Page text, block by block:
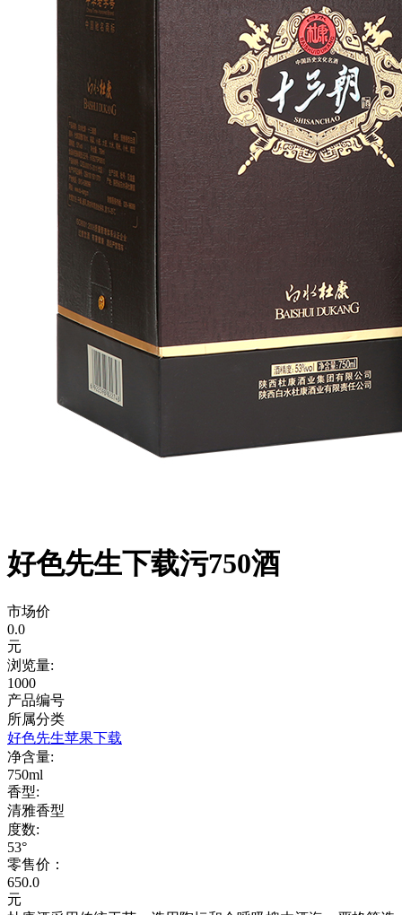
好色先生下载污750酒
市场价
0.0
元
浏览量:
1000
产品编号
所属分类
好色先生苹果下载
净含量:
750ml
香型:
清雅香型
度数:
53°
零售价：
650.0
元